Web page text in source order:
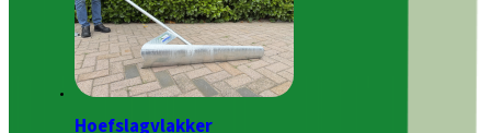
Hoefslagvlakker